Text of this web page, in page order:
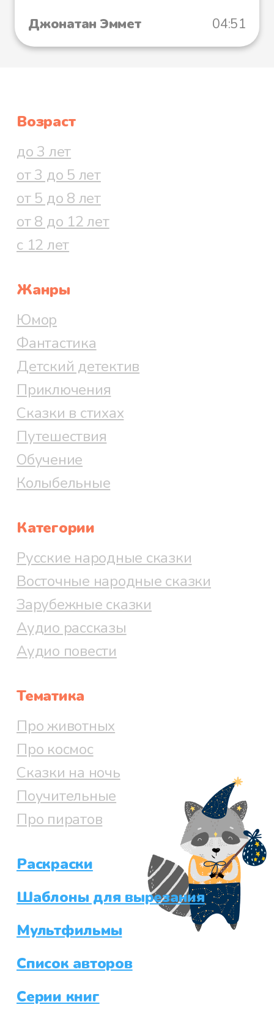
Джонатан Эммет
04:51
Возраст
до 3 лет
от 3 до 5 лет
от 5 до 8 лет
от 8 до 12 лет
с 12 лет
Жанры
Юмор
Фантастика
Детский детектив
Приключения
Сказки в стихах
Путешествия
Обучение
Колыбельные
Категории
Русские народные сказки
Восточные народные сказки
Зарубежные сказки
Аудио рассказы
Аудио повести
Тематика
Про животных
Про космос
Сказки на ночь
Поучительные
Про пиратов
Раскраски
Шаблоны для вырезания
Мультфильмы
Список авторов
Серии книг